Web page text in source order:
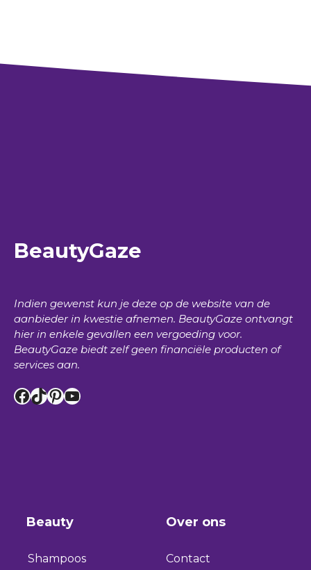
BeautyGaze
Indien gewenst kun je deze op de website van de
aanbieder in kwestie afnemen. BeautyGaze ontvangt
hier in enkele gevallen een vergoeding voor.
BeautyGaze biedt zelf geen financiële producten of
services aan.
Facebook
TikTok
Pinterest
YouTube
Beauty
Shampoos
Over ons
Contact